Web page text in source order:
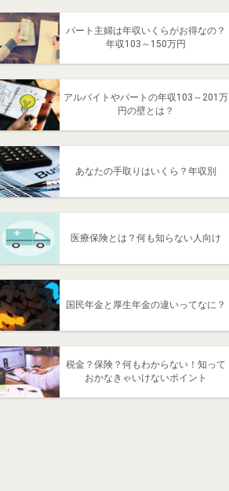
パート主婦は年収いくらがお得なの？
年収103～150万円
アルバイトやパートの年収103～201万
円の壁とは？
あなたの手取りはいくら？年収別
医療保険とは？何も知らない人向け
国民年金と厚生年金の違いってなに？
税金？保険？何もわからない！知って
おかなきゃいけないポイント